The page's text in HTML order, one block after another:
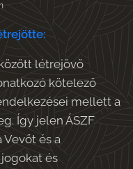
létrejövő
kötelező
mellett a
Így jelen ÁSZF
Vevőt és a
és